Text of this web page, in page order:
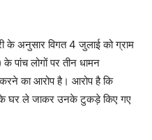
के अनुसार विगत 4 जुलाई को ग्राम
पांच लोगों पर तीन धामन
का आरोप है। आरोप है कि
के घर ले जाकर उनके टुकड़े किए गए